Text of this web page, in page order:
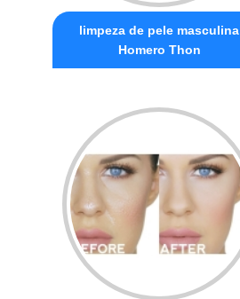
limpeza de pele masculina
Homero Thon